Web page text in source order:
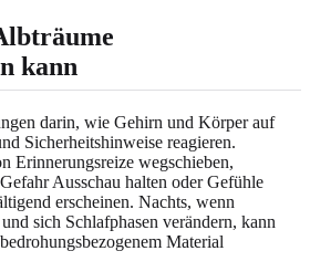
kann
darin, wie Gehirn und Körper auf
Sicherheitshinweise reagieren.
Erinnerungsreize wegschieben,
Ausschau halten oder Gefühle
erscheinen. Nachts, wenn
sich Schlafphasen verändern, kann
Material